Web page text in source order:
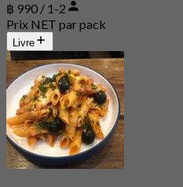
฿ 990 / 1-2
Prix NET par pack
Livre